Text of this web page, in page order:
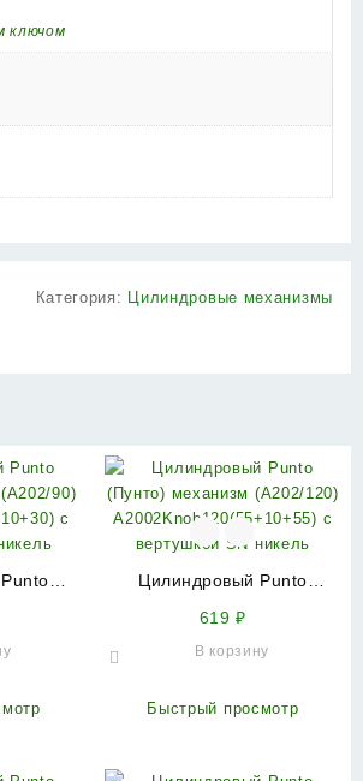
ключом
Категория: Цилиндровые механизмы
с
Цилиндровый Punto
A2002Knob120(55+10+55) с
619₽
В корзину
Быстрый просмотр